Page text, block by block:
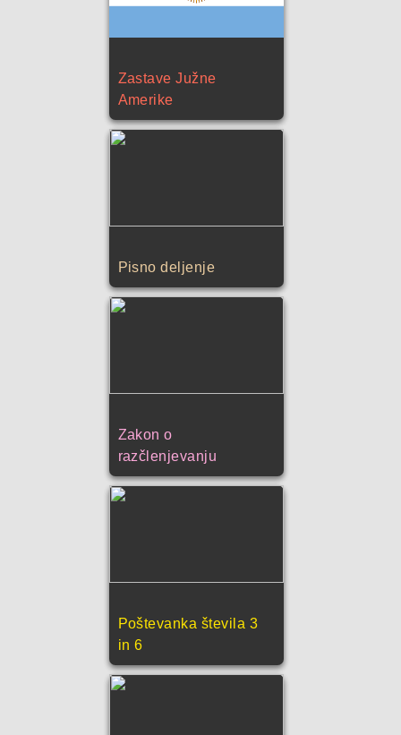
Zastave Južne
Amerike
Pisno deljenje
Zakon o
razčlenjevanju
Poštevanka števila 3
in 6